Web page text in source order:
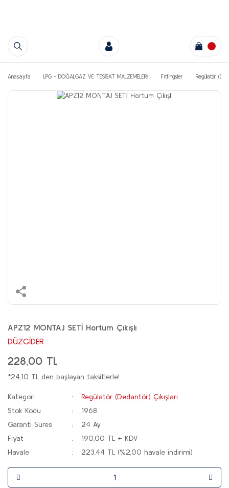
Anasayfa LPG - DOĞALGAZ VE TESİSAT MALZEMELERİ Fittingsler Regülatör
APZ12 MONTAJ SETİ Hortum Çıkışlı
DÜZGİDER
228,00 TL
*24,10 TL den başlayan taksitlerle!
Kategori
Regülatör (Dedantör) Çıkışları
Stok Kodu
1968
Garanti Süresi
24 Ay
Fiyat
190,00 TL + KDV
Havale
223,44 TL (%2,00 havale indirimi)